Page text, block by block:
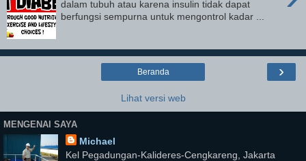
dalam tubuh atau karena insulin tidak dapat
berfungsi sempurna untuk mengontrol kadar ...
›
Beranda
Lihat versi web
MENGENAI SAYA
Michael
Kel Pegadungan-Kalideres-Cengkareng, Jakarta